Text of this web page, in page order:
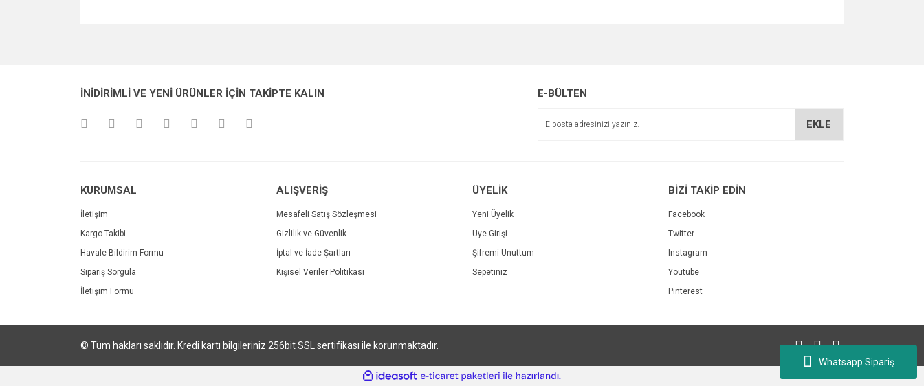
Whatsapp Sipariş
Ürün açıklamasında eksik bilgiler bulunuyor.
İNİDİRİMLİ VE YENİ ÜRÜNLER İÇİN TAKİPTE KALIN E-BÜLTEN
EKLE
KURUMSAL
İletişim
Kargo Takibi
Havale Bildirim Formu
Sipariş Sorgula
İletişim Formu
ALIŞVERİŞ
Mesafeli Satış Sözleşmesi
Gizlilik ve Güvenlik
İptal ve İade Şartları
Kişisel Veriler Politikası
ÜYELİK
Yeni Üyelik
Üye Girişi
Şifremi Unuttum
Sepetiniz
BİZİ TAKİP EDİN
Facebook
Twitter
Instagram
Youtube
Pinterest
© Tüm hakları saklıdır. Kredi kartı bilgileriniz 256bit SSL sertifikası ile korunmaktadır.
ideasoft
e-